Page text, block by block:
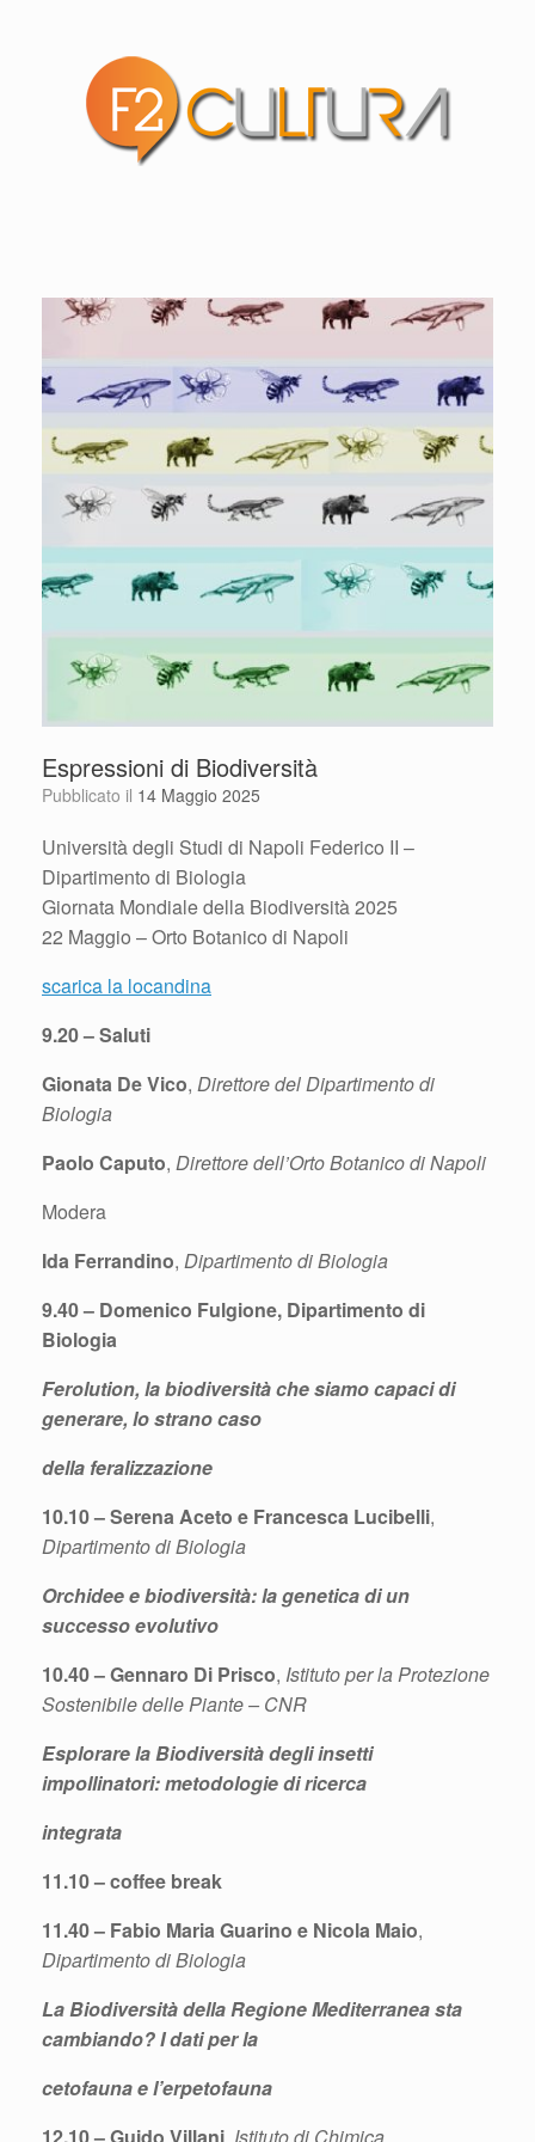
Espressioni di Biodiversità
Pubblicato il 14 Maggio 2025
Università degli Studi di Napoli Federico II –
Dipartimento di Biologia
Giornata Mondiale della Biodiversità 2025
22 Maggio – Orto Botanico di Napoli
scarica la locandina
9.20 – Saluti
Gionata De Vico, Direttore del Dipartimento di
Biologia
Paolo Caputo, Direttore dell’Orto Botanico di Napoli
Modera
Ida Ferrandino, Dipartimento di Biologia
9.40 – Domenico Fulgione, Dipartimento di
Biologia
Ferolution, la biodiversità che siamo capaci di
generare, lo strano caso
della feralizzazione
10.10 – Serena Aceto e Francesca Lucibelli,
Dipartimento di Biologia
Orchidee e biodiversità: la genetica di un
successo evolutivo
10.40 – Gennaro Di Prisco, Istituto per la Protezione
Sostenibile delle Piante – CNR
Esplorare la Biodiversità degli insetti
impollinatori: metodologie di ricerca
integrata
11.10 – coffee break
11.40 – Fabio Maria Guarino e Nicola Maio,
Dipartimento di Biologia
La Biodiversità della Regione Mediterranea sta
cambiando? I dati per la
cetofauna e l’erpetofauna